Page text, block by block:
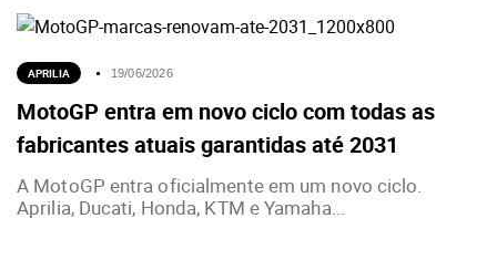
APRILIA 19/06/2026
MotoGP entra em novo ciclo com todas as
fabricantes atuais garantidas até 2031
A MotoGP entra oficialmente em um novo ciclo.
Aprilia, Ducati, Honda, KTM e Yamaha...